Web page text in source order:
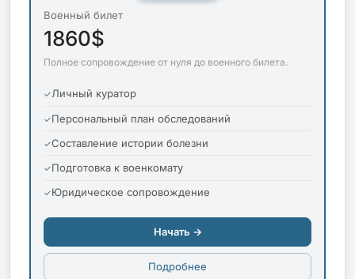
Военный билет
1860$
Полное сопровождение от нуля до военного билета.
Личный куратор
Персональный план обследований
Составление истории болезни
Подготовка к военкомату
Юридическое сопровождение
Начать →
Подробнее